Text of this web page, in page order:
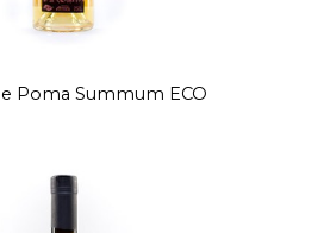
Poma Summum ECO